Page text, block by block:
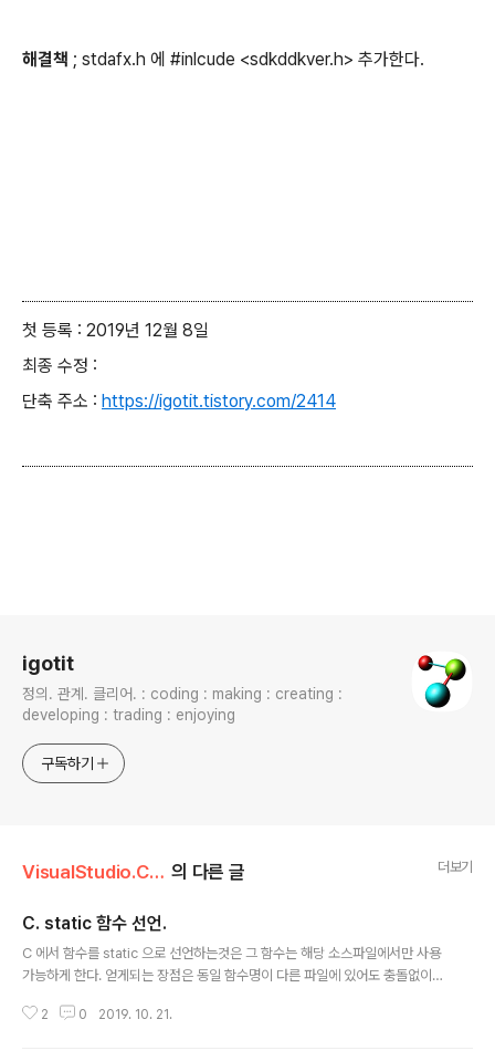
해결책 ; stdafx.h 에 #inlcude <sdkddkver.h> 추가한다.
첫 등록 : 2019년 12월 8일
최종 수정 :
단축 주소 : https://igotit.tistory.com/2414
igotit
정의. 관계. 클리어. : coding : making : creating :
developing : trading : enjoying
구독하기
VisualStudio.C++.C#/코딩팁,함수활용,단편 의 다른 글 더보기
C. static 함수 선언.
C 에서 함수를 static 으로 선언하는것은 그 함수는 해당 소스파일에서만 사용
가능하게 한다. 얻게되는 장점은 동일 함수명이 다른 파일에 있어도 충돌없이
이 유리하다. 예로 아래 처럼 2개의 파일에서 동일한 함수명 function1 이 있다
2 0 2019. 10. 21.